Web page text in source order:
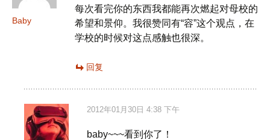
Baby
每次看完你的东西我都能再次燃起对母校的
希望和景仰。我很赞同有“容”这个观点，在
学校的时候对这点感触也很深。
回复
2012年01月30日 4:38 下午
baby~~~看到你了！